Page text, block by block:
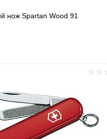
нож Spartan Wood 91
1 клик Сравнение
Под заказ